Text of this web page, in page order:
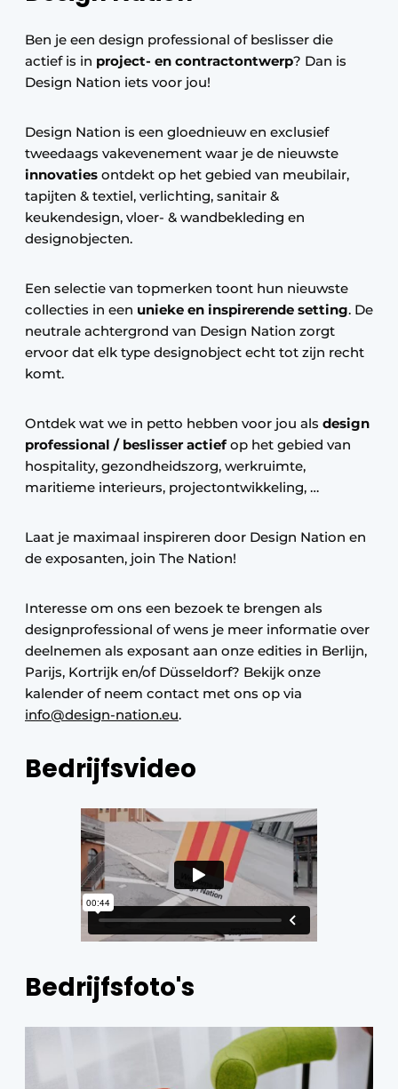
Ben je een design professional of beslisser die
actief is in project- en contractontwerp? Dan is
Design Nation iets voor jou!
Design Nation is een gloednieuw en exclusief
tweedaags vakevenement waar je de nieuwste
innovaties ontdekt op het gebied van meubilair,
tapijten & textiel, verlichting, sanitair &
keukendesign, vloer- & wandbekleding en
designobjecten.
Een selectie van topmerken toont hun nieuwste
collecties in een unieke en inspirerende setting. De
neutrale achtergrond van Design Nation zorgt
ervoor dat elk type designobject echt tot zijn recht
komt.
Ontdek wat we in petto hebben voor jou als design
professional / beslisser actiefop het gebied van
hospitality, gezondheidszorg, werkruimte,
maritieme interieurs, projectontwikkeling, …
Laat je maximaal inspireren door Design Nation en
de exposanten, join The Nation!
Interesse om ons een bezoek te brengen als
designprofessional of wens je meer informatie over
deelnemen als exposant aan onze edities in Berlijn,
Parijs, Kortrijk en/of Düsseldorf? Bekijk onze
kalender of neem contact met ons op via
info@design-nation.eu.
Bedrijfsvideo
Bedrijfsfoto's